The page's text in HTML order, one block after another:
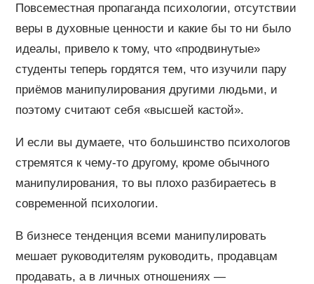
Повсеместная пропаганда психологии, отсутствии
веры в духовные ценности и какие бы то ни было
идеалы, привело к тому, что «продвинутые»
студенты теперь гордятся тем, что изучили пару
приёмов манипулирования другими людьми, и
поэтому считают себя «высшей кастой».
И если вы думаете, что большинство психологов
стремятся к чему-то другому, кроме обычного
манипулирования, то вы плохо разбираетесь в
современной психологии.
В бизнесе тенденция всеми манипулировать
мешает руководителям руководить, продавцам
продавать, а в личных отношениях —